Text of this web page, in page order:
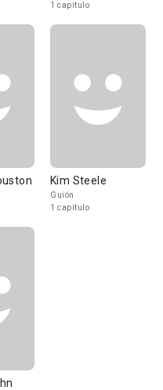
1 capítulo
Kim Steele
Guión
1 capítulo